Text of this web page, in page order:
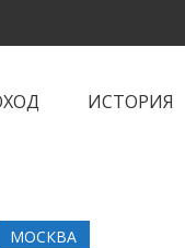
ИСТОРИЯ
МОСКВА